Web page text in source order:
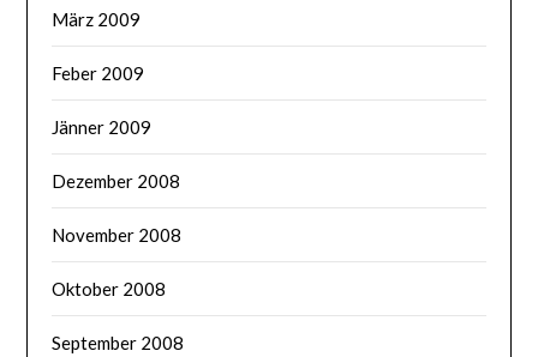
März 2009
Feber 2009
Jänner 2009
Dezember 2008
November 2008
Oktober 2008
September 2008